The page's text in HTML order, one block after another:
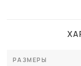
РАЗМЕРЫ